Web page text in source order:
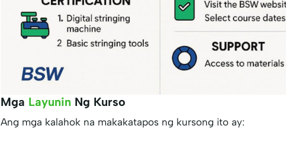
Mga Layunin Ng Kurso
Ang mga kalahok na makakatapos ng kursong ito ay: